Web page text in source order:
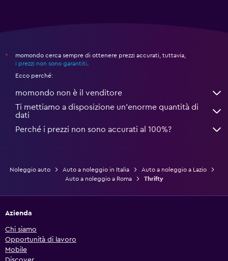
*
momondo cerca sempre di ottenere prezzi accurati, tuttavia,
i prezzi non sono garantiti.
Ecco perché:
momondo non è il venditore
Ti mettiamo a disposizione un’enorme quantità di
dati
Perché i prezzi non sono accurati al 100%?
Noleggio auto Auto a noleggio in Italia
Auto a noleggio a Lazio
Auto a noleggio a Roma
Thrifty
Azienda
Chi siamo
Opportunità di lavoro
Mobile